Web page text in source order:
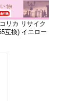
リカ リサイク
互換) イエロー